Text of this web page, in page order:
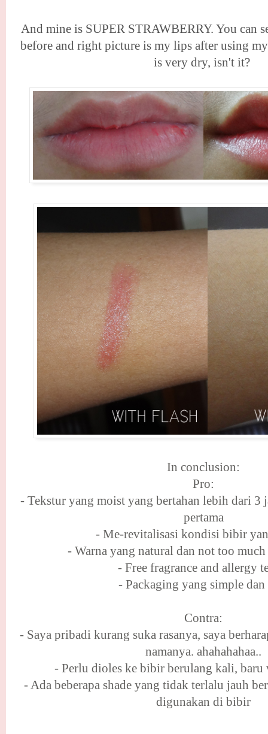
And mine is SUPER STRAWBERRY. You can
before and right picture is my lips after using
is very dry, isn't it?
In conclusion:
Pro:
- Tekstur yang moist yang bertahan lebih dari 3
pertama
- Me-revitalisasi kondisi bibir
- Warna yang natural dan not too
- Free fragrance and allergy
- Packaging yang simple dan
Contra:
- Saya pribadi kurang suka rasanya, saya
namanya. ahahahahaa..
- Perlu dioles ke bibir berulang kali, baru
- Ada beberapa shade yang tidak terlalu jauh
digunakan di bibir